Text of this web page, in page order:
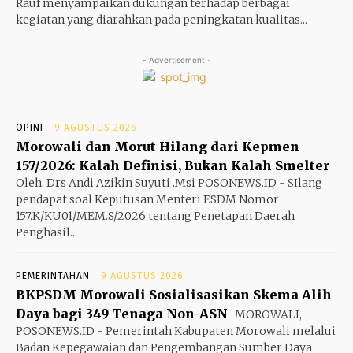
Rauf menyampaikan dukungan terhadap berbagai
kegiatan yang diarahkan pada peningkatan kualitas...
- Advertisement -
OPINI 9 AGUSTUS 2026
Morowali dan Morut Hilang dari Kepmen
157/2026: Kalah Definisi, Bukan Kalah Smelter
Oleh: Drs Andi Azikin Suyuti .Msi POSONEWS.ID - SIlang
pendapat soal Keputusan Menteri ESDM Nomor
157.K/KU.01/MEM.S/2026 tentang Penetapan Daerah
Penghasil...
PEMERINTAHAN 9 AGUSTUS 2026
BKPSDM Morowali Sosialisasikan Skema Alih
Daya bagi 349 Tenaga Non-ASN MOROWALI,
POSONEWS.ID - Pemerintah Kabupaten Morowali melalui
Badan Kepegawaian dan Pengembangan Sumber Daya